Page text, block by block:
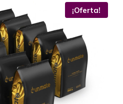
¡Oferta!